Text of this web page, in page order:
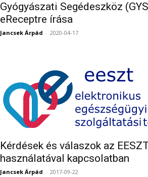
Gyógyászati Segédeszköz
eReceptre írása
Jancsek Árpád - 2020-04-17
Kérdések és válaszok az
használatával kapcsolatban
Jancsek Árpád - 2017-09-22